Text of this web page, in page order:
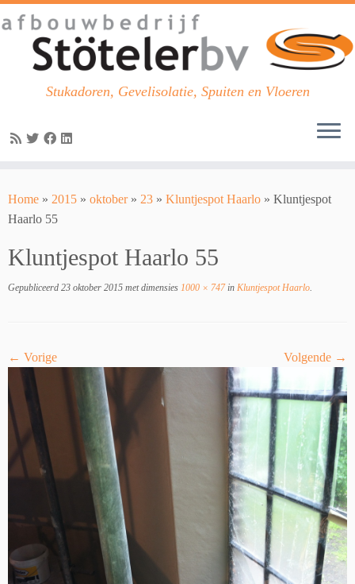
to
content
Stukadoren, Gevelisolatie, Spuiten en Vloeren
Home » 2015 » oktober » 23 » Kluntjespot Haarlo » Kluntjespot
Haarlo 55
Kluntjespot Haarlo 55
Gepubliceerd 23 oktober 2015 met dimensies 1000 × 747in Kluntjespot Haarlo
← Vorige Volgende →